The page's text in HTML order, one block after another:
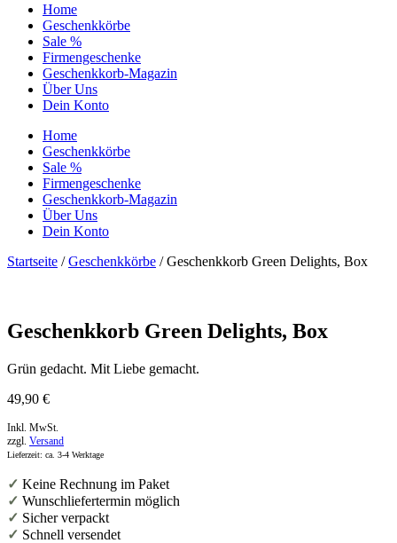
Home
Geschenkkörbe
Sale %
Firmengeschenke
Geschenkkorb-Magazin
Über Uns
Dein Konto
Home
Geschenkkörbe
Sale %
Firmengeschenke
Geschenkkorb-Magazin
Über Uns
Dein Konto
Startseite /Geschenkkörbe / Geschenkkorb Green Delights, Box
Geschenkkorb Green Delights, Box
Grün gedacht. Mit Liebe gemacht.
49,90 €
Inkl. MwSt.
zzgl. Versand
Lieferzeit: ca. 3-4 Werktage
✓ Keine Rechnung im Paket
✓ Wunschliefertermin möglich
✓ Sicher verpackt
✓ Schnell versendet